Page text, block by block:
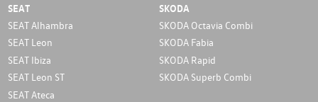
SEAT
SEAT Alhambra
SEAT Leon
SEAT Ibiza
SEAT Leon ST
SEAT Ateca
SKODA
SKODA Octavia Combi
SKODA Fabia
SKODA Rapid
SKODA Superb Combi